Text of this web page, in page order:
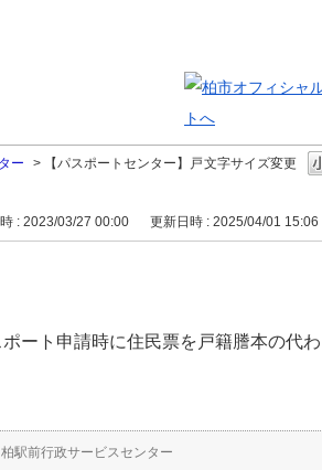
文字サイズ変更
ー >
【パスポートセンター】戸
: 2023/03/27 00:00 更新日時 : 2025/04/01 15:06
ート申請時に住民票を戸籍謄本の代わ
柏駅前行政サービスセンター